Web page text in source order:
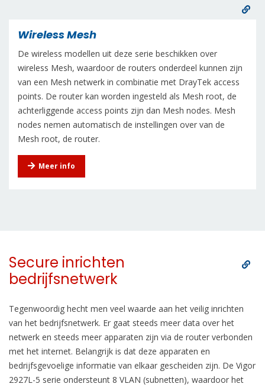
Wireless Mesh
De wireless modellen uit deze serie beschikken over
wireless Mesh, waardoor de routers onderdeel kunnen zijn
van een Mesh netwerk in combinatie met DrayTek access
points. De router kan worden ingesteld als Mesh root, de
achterliggende access points zijn dan Mesh nodes. Mesh
nodes nemen automatisch de instellingen over van de
Mesh root, de router.
Meer info
Secure inrichten
bedrijfsnetwerk
Tegenwoordig hecht men veel waarde aan het veilig inrichten
van het bedrijfsnetwerk. Er gaat steeds meer data over het
netwerk en steeds meer apparaten zijn via de router verbonden
met het internet. Belangrijk is dat deze apparaten en
bedrijfsgevoelige informatie van elkaar gescheiden zijn. De Vigor
2927L-5 serie ondersteunt 8 VLAN (subnetten), waardoor het